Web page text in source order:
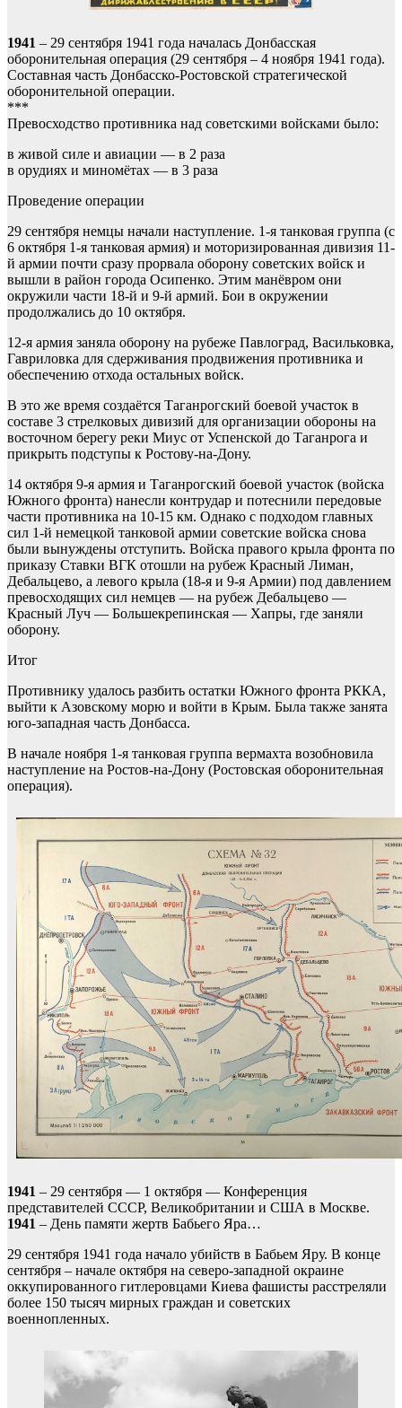
1941 – 29 сентября 1941 года началась Донбасская
оборонительная операция (29 сентября – 4 ноября 1941 года).
Составная часть Донбасско-Ростовской стратегической
оборонительной операции.
***
Превосходство противника над советскими войсками было:
в живой силе и авиации — в 2 раза
в орудиях и миномётах — в 3 раза
Проведение операции
29 сентября немцы начали наступление. 1-я танковая группа (с
6 октября 1-я танковая армия) и моторизированная дивизия 11-
й армии почти сразу прорвала оборону советских войск и
вышли в район города Осипенко. Этим манёвром они
окружили части 18-й и 9-й армий. Бои в окружении
продолжались до 10 октября.
12-я армия заняла оборону на рубеже Павлоград, Васильковка,
Гавриловка для сдерживания продвижения противника и
обеспечению отхода остальных войск.
В это же время создаётся Таганрогский боевой участок в
составе 3 стрелковых дивизий для организации обороны на
восточном берегу реки Миус от Успенской до Таганрога и
прикрыть подступы к Ростову-на-Дону.
14 октября 9-я армия и Таганрогский боевой участок (войска
Южного фронта) нанесли контрудар и потеснили передовые
части противника на 10-15 км. Однако с подходом главных
сил 1-й немецкой танковой армии советские войска снова
были вынуждены отступить. Войска правого крыла фронта по
приказу Ставки ВГК отошли на рубеж Красный Лиман,
Дебальцево, а левого крыла (18-я и 9-я Армии) под давлением
превосходящих сил немцев — на рубеж Дебальцево —
Красный Луч — Большекрепинская — Хапры, где заняли
оборону.
Итог
Противнику удалось разбить остатки Южного фронта РККА,
выйти к Азовскому морю и войти в Крым. Была также занята
юго-западная часть Донбасса.
В начале ноября 1-я танковая группа вермахта возобновила
наступление на Ростов-на-Дону (Ростовская оборонительная
операция).
1941 – 29 сентября — 1 октября — Конференция
представителей СССР, Великобритании и США в Москве.
1941 – День памяти жертв Бабьего Яра…
29 сентября 1941 года начало убийств в Бабьем Яру. В конце
сентября – начале октября на северо-западной окраине
оккупированного гитлеровцами Киева фашисты расстреляли
более 150 тысяч мирных граждан и советских
военнопленных.